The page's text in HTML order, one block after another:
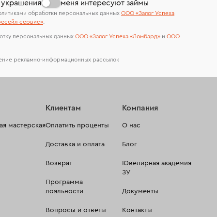
меня интересуют займы
обработки персональных данных ООО «Залог Успеха
сервиc».
персональных данных ООО «Залог Успеха «Ломбард» и ООО
рекламно-информационных рассылок
мастерская
Клиентам
Оплатить проценты
Доставка и оплата
Возврат
Программа
лояльности
Вопросы и ответы
Компания
О нас
Блог
Ювелирная академия
ЗУ
Документы
Контакты